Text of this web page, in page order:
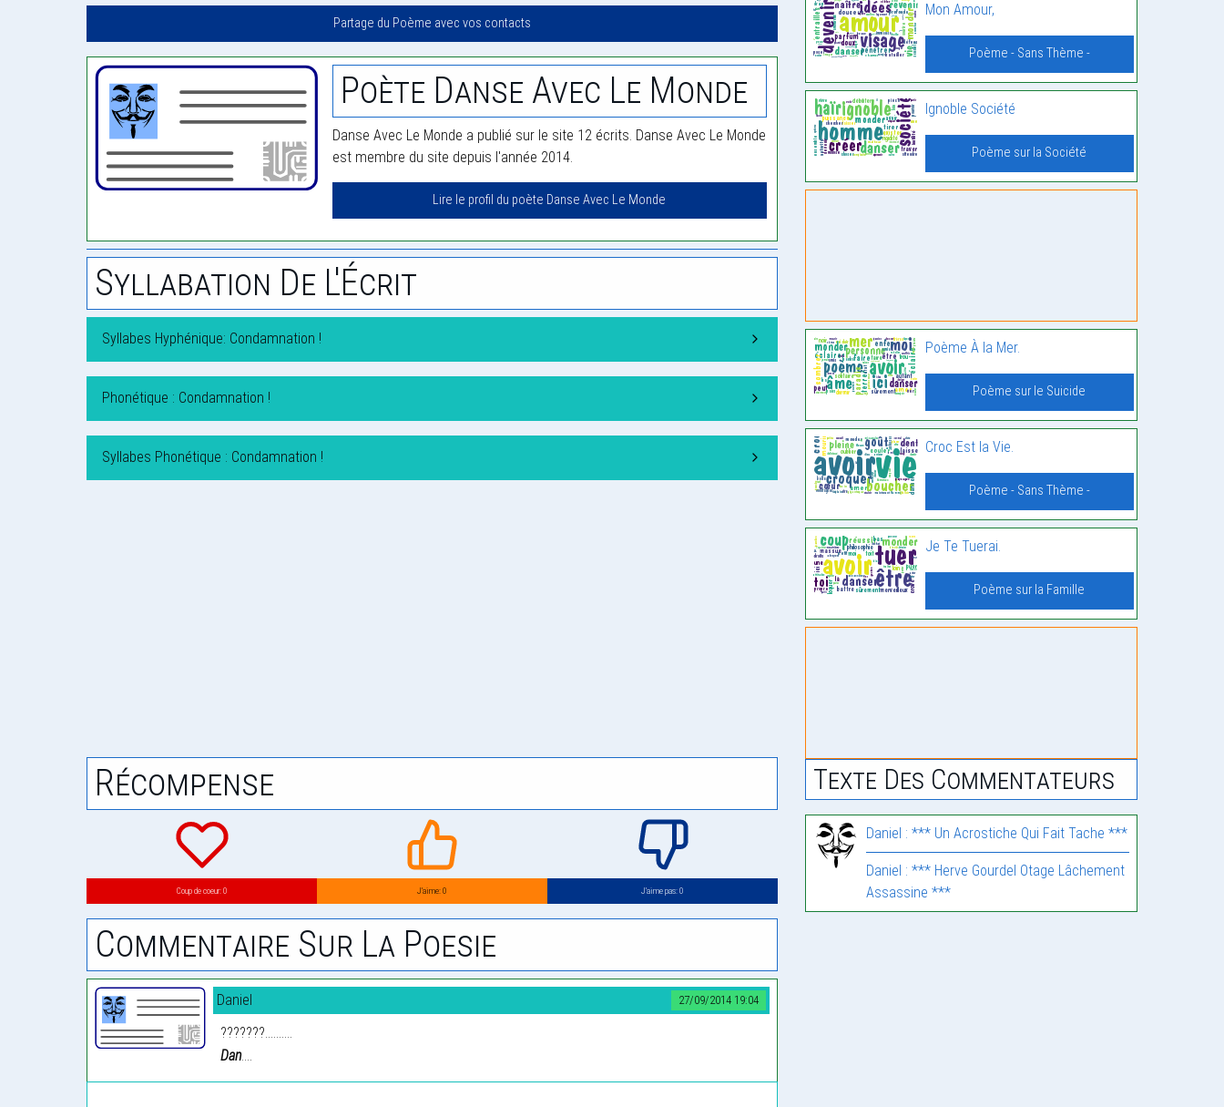
Partage du Poème avec vos contacts
Poète Danse Avec Le Monde
Danse Avec Le Monde a publié sur le site 12 écrits. Danse Avec Le Monde
est membre du site depuis l'année 2014.
Lire le profil du poète Danse Avec Le Monde
Syllabation De L'Écrit
Syllabes Hyphénique: Condamnation !
Phonétique : Condamnation !
Syllabes Phonétique : Condamnation !
Récompense
Coup de coeur: 0 J’aime: 0 J’aime pas: 0
Commentaire Sur La Poesie
27/09/2014 19:04
Daniel
???????..........
Dan....
Mon Amour,
Poème - Sans Thème -
Ignoble Société
Poème sur la Société
Poème À la Mer.
Poème sur le Suicide
Croc Est la Vie.
Poème - Sans Thème -
Je Te Tuerai.
Poème sur la Famille
Texte Des Commentateurs
Daniel : *** Un Acrostiche Qui Fait Tache ***
Daniel : *** Herve Gourdel Otage Lâchement
Assassine ***